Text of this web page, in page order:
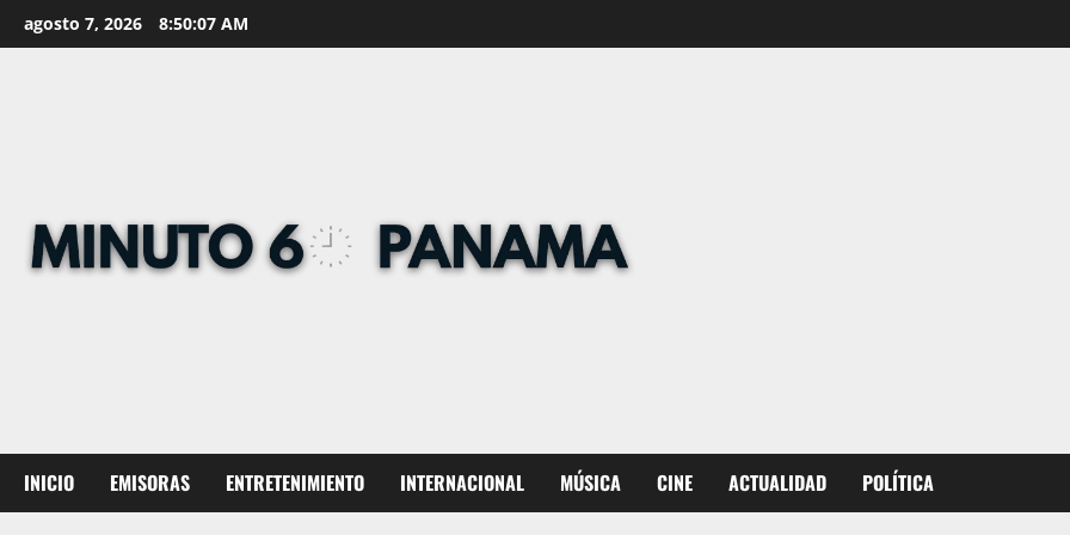
to
agosto 7, 2026 8:50:08 AM
INICIO EMISORAS ENTRETENIMIENTO INTERNACIONAL MÚSICA CINE ACTUALIDAD POLÍTICA